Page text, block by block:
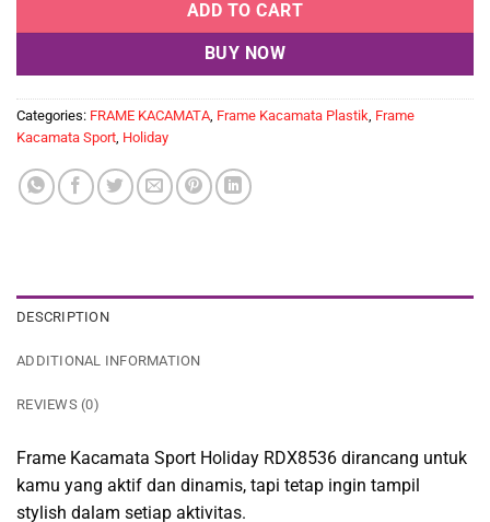
ADD TO CART
BUY NOW
Categories: FRAME KACAMATA Frame Kacamata Plastik Frame
Kacamata Sport Holiday
DESCRIPTION
ADDITIONAL INFORMATION
REVIEWS (0)
Frame Kacamata Sport Holiday RDX8536 dirancang untuk
kamu yang aktif dan dinamis, tapi tetap ingin tampil
stylish dalam setiap aktivitas.